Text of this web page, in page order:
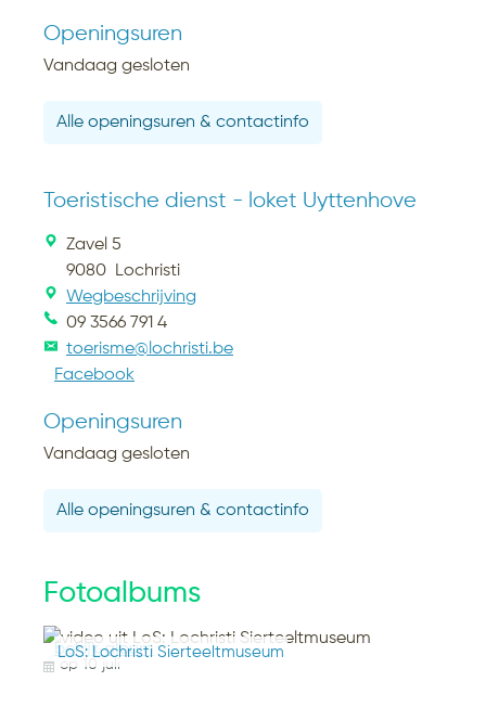
Openingsuren
Vandaag gesloten
Alle openingsuren & contactinfo
Toeristische dienst - loket Uyttenhove
Zavel 5
9080
Lochristi
Wegbeschrijving
09 3566 791 4
toerisme@lochristi.be
Facebook
Openingsuren
Vandaag gesloten
Alle openingsuren & contactinfo
Fotoalbums
bekijk album
LoS: Lochristi Sierteeltmuseum
op 10 juli